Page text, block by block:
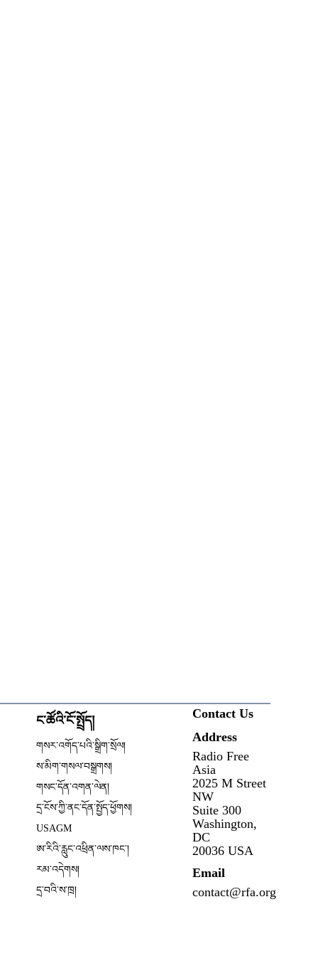
ང་ཚོའི་ངོ་སྤྲོད།
གསར་འགོད་པའི་སྒྲིག་སྲོལ།
ས་མིག་གསལ་བསྒྲགས།
Opens in new window
གསང་དོན་འགན་ལེན།
དྲ་ངོས་ཀྱི་ནང་དོན་སྤྱོད་ཕྱོགས།
USAGM
ཨ་རིའི་རླུང་འཕྲིན་ལས་ཁང༌།
Opens in new window
རམ་འདེགས།
དྲ་བའི་ས་ཁྲ།
Contact Us
Address
Radio Free
Asia
2025 M Street
NW
Suite 300
Washington,
DC
20036 USA
Email
contact@rfa.org